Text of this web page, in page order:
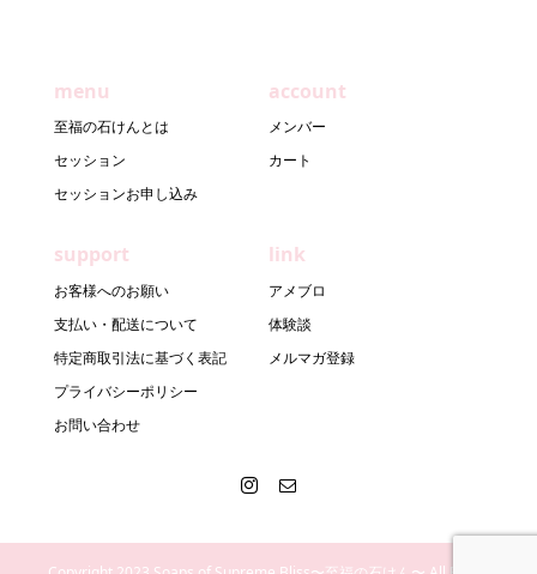
menu
至福の石けんとは
セッション
セッションお申し込み
account
メンバー
カート
support
お客様へのお願い
支払い・配送について
特定商取引法に基づく表記
プライバシーポリシー
お問い合わせ
link
アメブロ
体験談
メルマガ登録